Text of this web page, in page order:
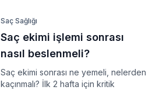
Saç Sağlığı
Saç ekimi işlemi sonrası
nasıl beslenmeli?
Saç ekimi sonrası ne yemeli, nelerden
kaçınmalı? İlk 2 hafta için kritik